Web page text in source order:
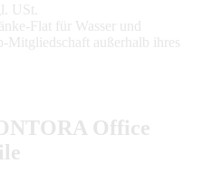
USt.
Flat für Wasser und
Mitgliedschaft außerhalb ihres
Office